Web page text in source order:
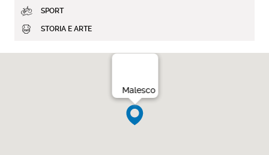
SPORT
STORIA E ARTE
Malesco